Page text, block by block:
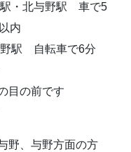
・北与野駅 車で5
内
駅 自転車で6分
目の前です
野、与野方面の方